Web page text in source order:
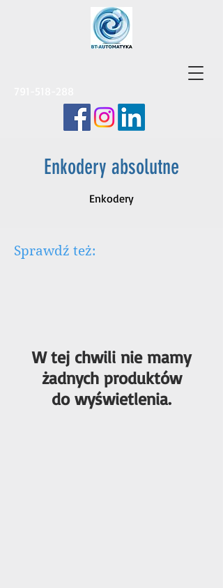
Enkodery absolutne
Enkodery
Sprawdź też:
W tej chwili nie mamy
żadnych produktów
do wyświetlenia.